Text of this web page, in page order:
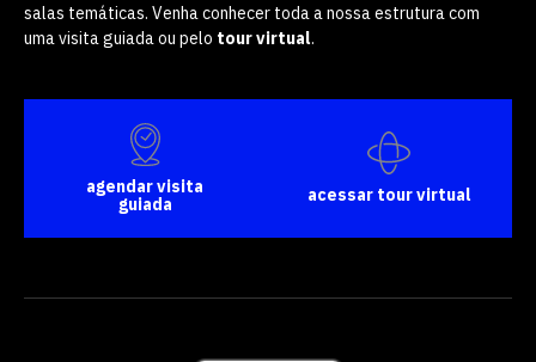
salas temáticas. Venha conhecer toda a nossa estrutura com
uma visita guiada ou pelo tour virtual.
agendar visita
guiada
acessar tour virtual